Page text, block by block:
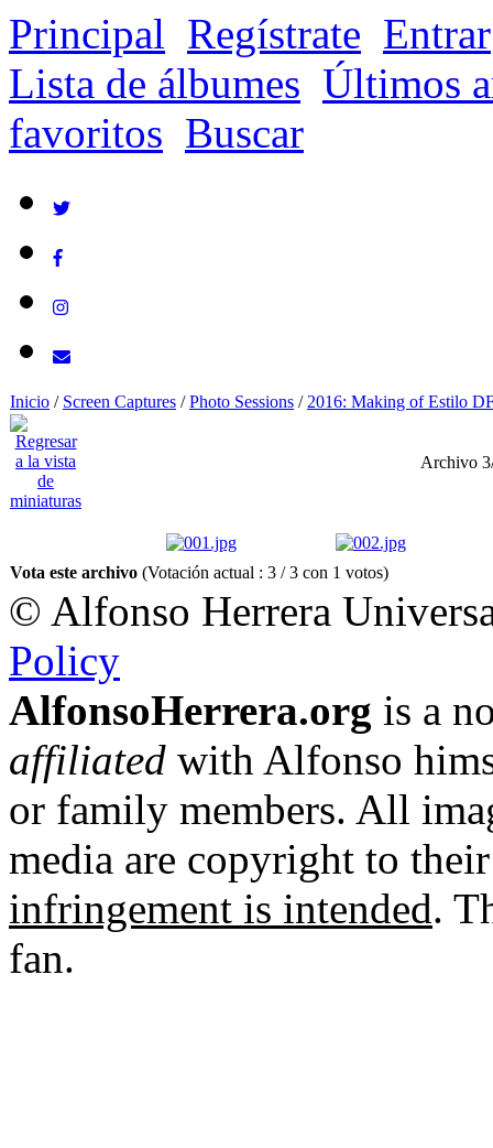
Principal Regístrate Entrar
Lista de álbumes Últimos
favoritos Buscar
Inicio / Screen Captures /Photo Sessions / 2016: Making of Estilo
Archivo
Vota este archivo (Votación actual : 3 / 3 con 1 votos)
© Alfonso Herrera
Policy
AlfonsoHerrera.org is a
affiliated with Alfonso
or family members. All
media are copyright to
infringement is intended.
fan.